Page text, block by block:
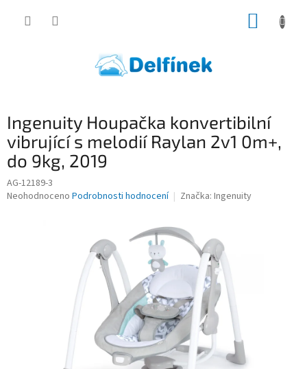
Ingenuity Houpačka konvertibilní
vibrující s melodií Raylan 2v1 0m+,
do 9kg, 2019
AG-12189-3
Průměrné
Neohodnoceno Podrobnosti hodnocení Značka: Ingenuity